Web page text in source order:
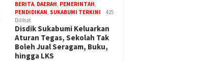
BERITA, DAERAH, PEMERINTAH,
PENDIDIKAN, SUKABUMI TERKINI
425
Dilihat
Disdik Sukabumi Keluarkan
Aturan Tegas, Sekolah Tak
Boleh Jual Seragam, Buku,
hingga LKS